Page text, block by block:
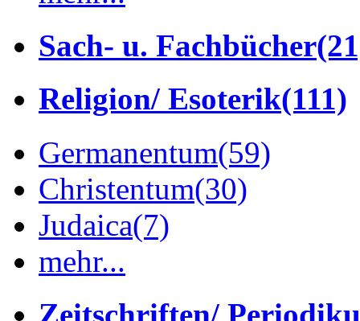
Sach- u. Fachbücher
Religion/ Esoterik(111)
Germanentum(59)
Christentum(30)
Judaica(7)
mehr...